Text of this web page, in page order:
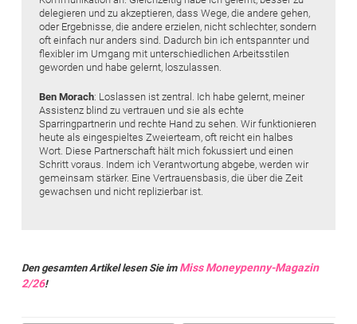
delegieren und zu akzeptieren, dass Wege, die andere gehen,
oder Ergebnisse, die andere erzielen, nicht schlechter, sondern
oft einfach nur anders sind. Dadurch bin ich entspannter und
flexibler im Umgang mit unterschiedlichen Arbeitsstilen
geworden und habe gelernt, loszulassen.
Ben Morach: Loslassen ist zentral. Ich habe gelernt, meiner
Assistenz blind zu vertrauen und sie als echte
Sparringpartnerin und rechte Hand zu sehen. Wir funktionieren
heute als eingespieltes Zweierteam, oft reicht ein halbes
Wort. Diese Partnerschaft hält mich fokussiert und einen
Schritt voraus. Indem ich Verantwortung abgebe, werden wir
gemeinsam stärker. Eine Vertrauensbasis, die über die Zeit
gewachsen und nicht replizierbar ist.
Den gesamten Artikel lesen Sie im Miss Moneypenny-Magazin
2/26!